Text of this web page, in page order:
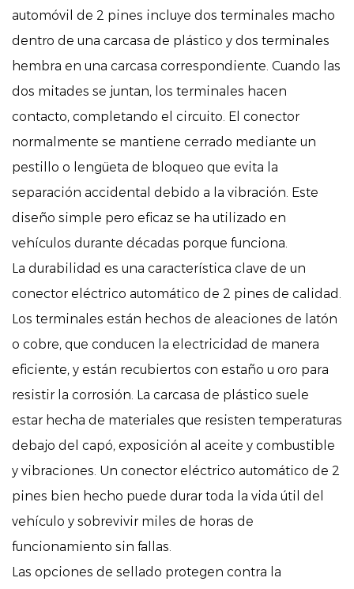
automóvil de 2 pines incluye dos terminales macho
dentro de una carcasa de plástico y dos terminales
hembra en una carcasa correspondiente. Cuando las
dos mitades se juntan, los terminales hacen
contacto, completando el circuito. El conector
normalmente se mantiene cerrado mediante un
pestillo o lengüeta de bloqueo que evita la
separación accidental debido a la vibración. Este
diseño simple pero eficaz se ha utilizado en
vehículos durante décadas porque funciona.
La durabilidad es una característica clave de un
conector eléctrico automático de 2 pines de calidad.
Los terminales están hechos de aleaciones de latón
o cobre, que conducen la electricidad de manera
eficiente, y están recubiertos con estaño u oro para
resistir la corrosión. La carcasa de plástico suele
estar hecha de materiales que resisten temperaturas
debajo del capó, exposición al aceite y combustible
y vibraciones. Un conector eléctrico automático de 2
pines bien hecho puede durar toda la vida útil del
vehículo y sobrevivir miles de horas de
funcionamiento sin fallas.
Las opciones de sellado protegen contra la